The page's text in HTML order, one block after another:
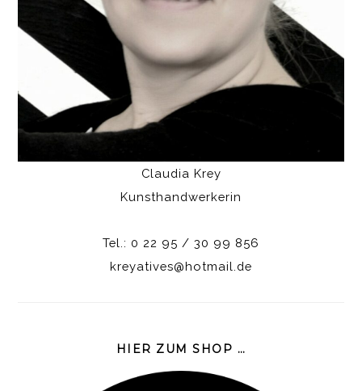
Claudia Krey
Kunsthandwerkerin
Tel.: 0 22 95 / 30 99 856
kreyatives@hotmail.de
HIER ZUM SHOP …